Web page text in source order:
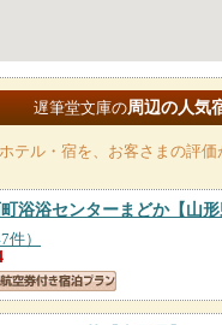
遅筆堂文庫の周辺の人気
テル・宿を、お客さまの評
浴浴センターまどか【山形
）